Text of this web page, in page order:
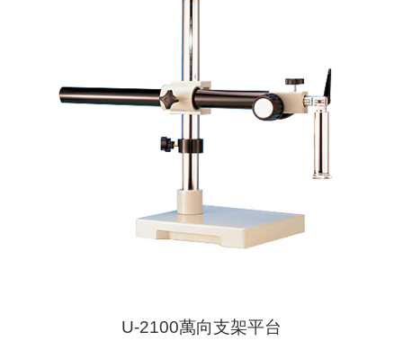
U-2100萬向支架平台